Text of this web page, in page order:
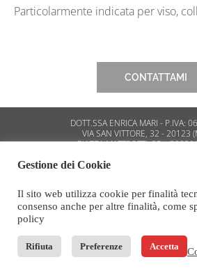
Particolarmente indicata per viso,
CONTATTAMI
DOTT.SSA ENRICA MARI - P.IVA:
VIA SAN VITTORE, 32 - 20123
PIAZZA MATTEOTTI, 25 – 28921
Gestione dei Cookie
Il sito web utilizza cookie per finalità
consenso anche per altre finalità, come
policy
Rifiuta Preferenze Accetta